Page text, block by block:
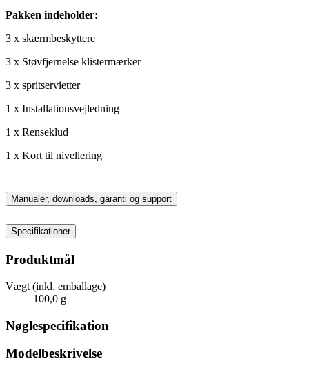
Pakken indeholder:
3 x skærmbeskyttere
3 x Støvfjernelse klistermærker
3 x spritservietter
1 x Installationsvejledning
1 x Renseklud
1 x Kort til nivellering
Manualer, downloads, garanti og support
Specifikationer
Produktmål
Vægt (inkl. emballage)
100,0 g
Nøglespecifikation
Modelbeskrivelse